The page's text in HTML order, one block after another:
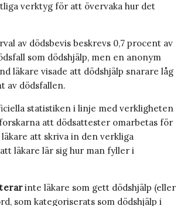
verktyg för att övervaka hur det
av dödsbevis beskrevs 0,7 procent av
som dödshjälp, men en anonym
läkare visade att dödshjälp snarare låg
av dödsfallen.
statistiken i linje med verkligheten
att dödsattester omarbetas för
att skriva in den verkliga
läkare lär sig hur man fyller i
inte läkare som gett dödshjälp (eller
som kategoriserats som dödshjälp i